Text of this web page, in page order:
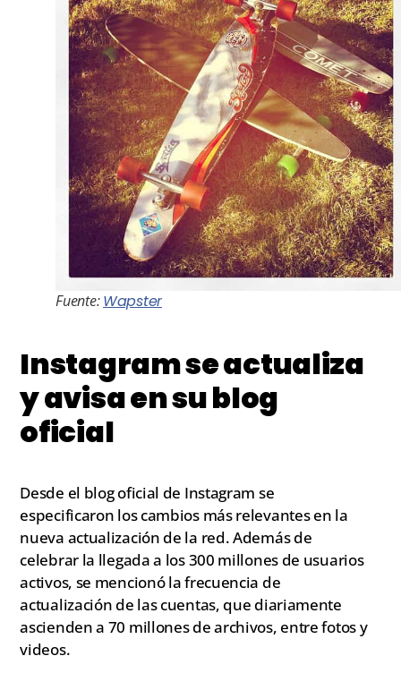
Fuente:Wapster
Instagram se actualiza
y avisa en su blog
oficial
Desde el blog oficial de Instagram se
especificaron los cambios más relevantes en la
nueva actualización de la red. Además de
celebrar la llegada a los 300 millones de usuarios
activos, se mencionó la frecuencia de
actualización de las cuentas, que diariamente
ascienden a 70 millones de archivos, entre fotos y
videos.